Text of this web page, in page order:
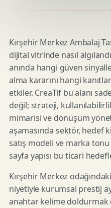
Kırşehir Merkez Ambalaj
dijital vitrinde nasıl
anında hangi güven
alma kararını hangi
etkiler. CreaTif bu alanı
değil; strateji,
mimarisi ve dönüşüm
aşamasında sektör, hedef
satış modeli ve marka
sayfa yapısı bu ticari
Kırşehir Merkez
niyetiyle kurumsal prestij
anahtar kelime doldurmak